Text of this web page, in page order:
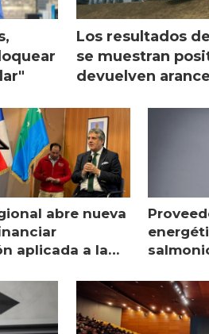
Los resultados
se muestran
devuelven
abre nueva
aplicada a la